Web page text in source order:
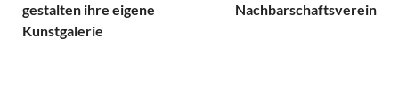
gestalten ihre eigene
Kunstgalerie
Nachbarschaftsverein